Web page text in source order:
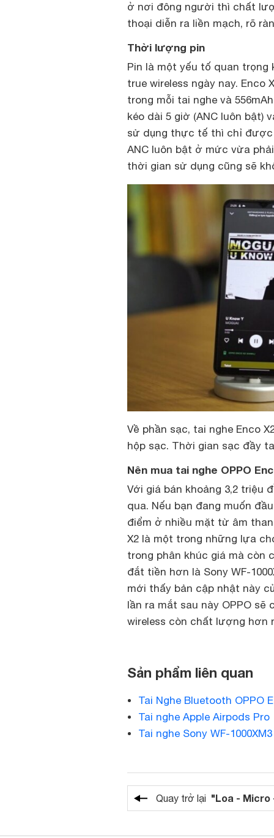
ở nơi đông người thì chất
thoại diễn ra liền mạch, rõ
Thời lượng pin
Pin là một yếu tố quan trọng
true wireless ngày nay. Enco
trong mỗi tai nghe và
kéo dài 5 giờ (ANC luôn bật)
sử dụng thực tế thì chỉ được
ANC luôn bật ở mức vừa
thời gian sử dụng cũng sẽ
Về phần sạc, tai nghe Enco
hộp sạc. Thời gian sạc đầy
Nên mua tai nghe OPPO
Với giá bán khoảng 3,2 triệu
qua. Nếu bạn đang muốn
điểm ở nhiều mặt từ âm
X2 là một trong những lựa
trong phân khúc giá mà còn
đắt tiền hơn là Sony WF-
mới thấy bản cập nhật này
lần ra mắt sau này OPPO
wireless còn chất lượng hơn
Sản phẩm liên quan
Tai Nghe Bluetooth OPPO
Tai nghe Apple Airpods Pro
Tai nghe Sony WF-1000XM3
Quay trở lại "Loa - Micro